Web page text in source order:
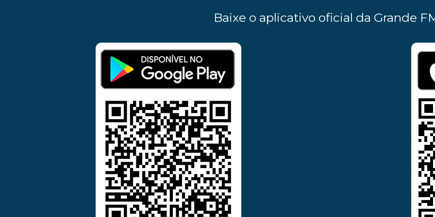
Baixe o aplicativo oficial da Grande